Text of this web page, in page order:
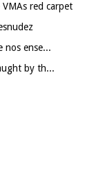
red carpet
nos ense...
by th...